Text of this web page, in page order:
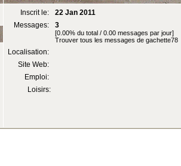
Inscrit le:
22 Jan 2011
Messages:
3
[0.00% du total / 0.00 messages par jour]
Trouver tous les messages de gachette78
Localisation:
Site Web:
Emploi:
Loisirs: